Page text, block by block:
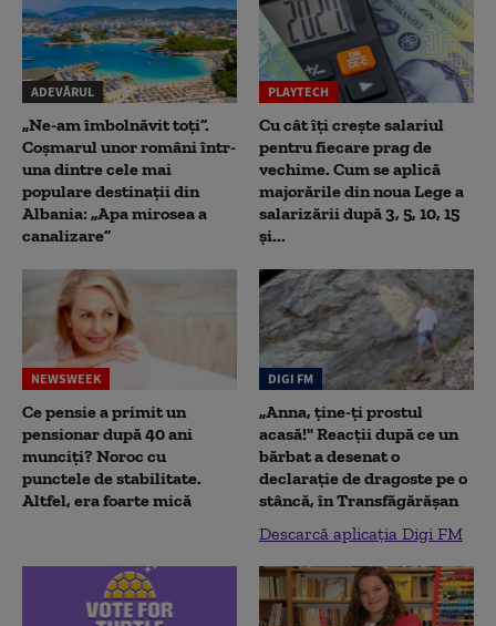
ADEVĂRUL
„Ne-am îmbolnăvit toți”.
Coșmarul unor români într-
una dintre cele mai
populare destinații din
Albania: „Apa mirosea a
canalizare”
PLAYTECH
Cu cât îți crește salariul
pentru fiecare prag de
vechime. Cum se aplică
majorările din noua Lege a
salarizării după 3, 5, 10, 15
și...
NEWSWEEK
Ce pensie a primit un
pensionar după 40 ani
munciți? Noroc cu
punctele de stabilitate.
Altfel, era foarte mică
DIGI FM
„Anna, ţine-ţi prostul
acasă!" Reacţii după ce un
bărbat a desenat o
declaraţie de dragoste pe o
stâncă, în Transfăgărăşan
Descarcă aplicația Digi FM